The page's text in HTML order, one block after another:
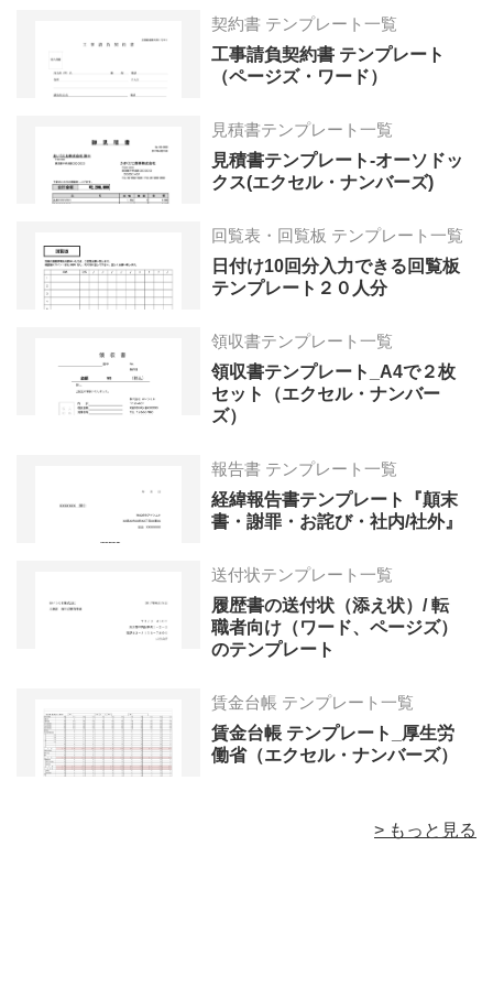
契約書 テンプレート一覧
工事請負契約書 テンプレート
（ページズ・ワード）
見積書テンプレート一覧
見積書テンプレート-オーソドッ
クス(エクセル・ナンバーズ)
回覧表・回覧板 テンプレート一覧
日付け10回分入力できる回覧板
テンプレート２０人分
領収書テンプレート一覧
領収書テンプレート_A4で２枚
セット（エクセル・ナンバー
ズ）
報告書 テンプレート一覧
経緯報告書テンプレート『顛末
書・謝罪・お詫び・社内/社外』
送付状テンプレート一覧
履歴書の送付状（添え状）/ 転
職者向け（ワード、ページズ）
のテンプレート
賃金台帳 テンプレート一覧
賃金台帳 テンプレート_厚生労
働省（エクセル・ナンバーズ）
> もっと見る